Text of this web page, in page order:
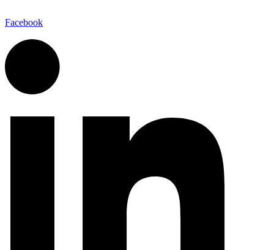
Facebook